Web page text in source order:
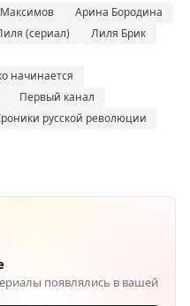
Арина Бородина
(сериал)
Лиля Брик
начинается
Первый канал
русской революции
появлялись в вашей